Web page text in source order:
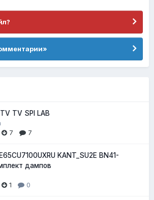
TV SPI LAB
7
7
KANT_SU2E BN41-
дампов
1
0